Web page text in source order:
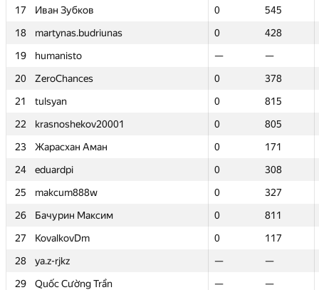
17
Иван Зубков 0
545
18
martynas.budriunas 0
428
19
humanisto —
—
20
ZeroChances 0
378
21
tulsyan 0
815
22
krasnoshekov20001 0
805
23
Жарасхан Аман 0
171
24
eduardpi 0
308
25
makcum888w 0
327
26
Бачурин Максим 0
811
27
KovalkovDm 0
117
28
ya.z-rjkz —
—
29
Quốc Cường Trần —
—
17
Иван Зубков 0
545
18
martynas.budriunas 0
428
19
humanisto —
—
20
ZeroChances 0
378
21
tulsyan 0
815
22
krasnoshekov20001 0
805
23
Жарасхан Аман 0
171
24
eduardpi 0
308
25
makcum888w 0
327
26
Бачурин Максим 0
811
27
KovalkovDm 0
117
28
ya.z-rjkz —
—
29
Quốc Cường Trần —
—